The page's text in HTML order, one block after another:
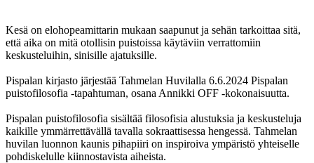
Kesä on elohopeamittarin mukaan saapunut ja sehän tarkoittaa sitä,
että aika on mitä otollisin puistoissa käytäviin verrattomiin
keskusteluihin, sinisille ajatuksille.
Pispalan kirjasto järjestää Tahmelan Huvilalla 6.6.2024 Pispalan
puistofilosofia -tapahtuman, osana Annikki OFF -kokonaisuutta.
Pispalan puistofilosofia sisältää filosofisia alustuksia ja keskusteluja
kaikille ymmärrettävällä tavalla sokraattisessa hengessä. Tahmelan
huvilan luonnon kaunis pihapiiri on inspiroiva ympäristö yhteiselle
pohdiskelulle kiinnostavista aiheista.